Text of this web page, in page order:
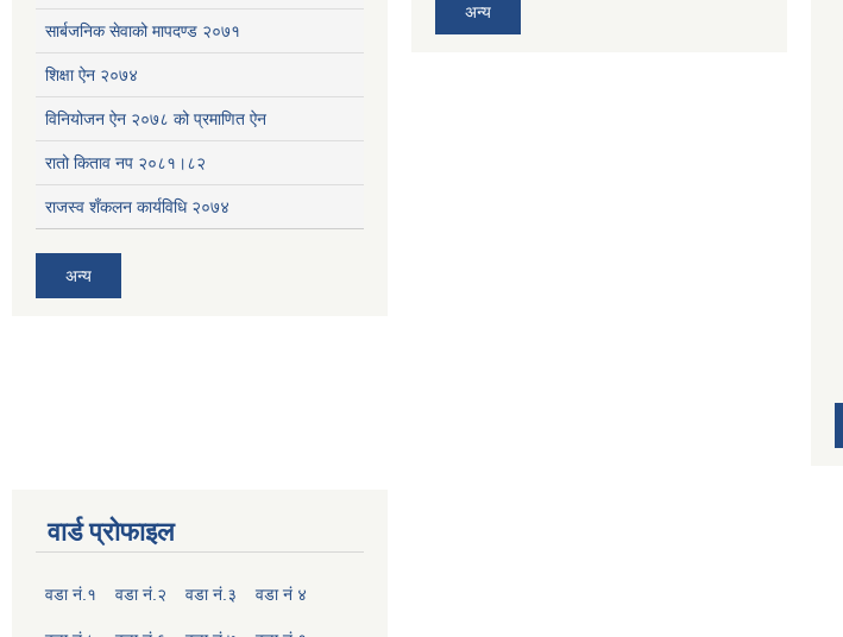
सार्बजनिक सेवाको मापदण्ड २०७१
शिक्षा ऐन २०७४
विनियोजन ऐन २०७८ को प्रमाणित ऐन
रातो किताव नप २०८१।८२
राजस्व शँकलन कार्यविधि २०७४
अन्य
अन्य
वार्ड प्रोफाइल
वडा नं.१ वडा नं.२ वडा नं.३ वडा नं ४